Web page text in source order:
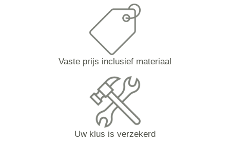
Vaste prijs inclusief materiaal
Uw klus is verzekerd